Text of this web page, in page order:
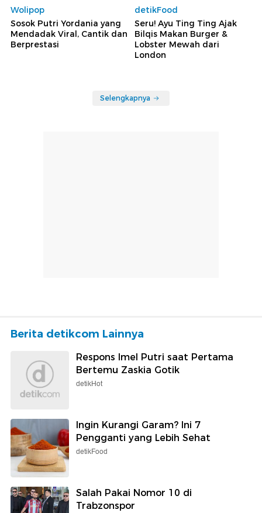
Wolipop
Sosok Putri Yordania yang
Mendadak Viral, Cantik dan
Berprestasi
detikFood
Seru! Ayu Ting Ting Ajak
Bilqis Makan Burger &
Lobster Mewah dari
London
Selengkapnya
Berita detikcom Lainnya
Respons Imel Putri saat Pertama
Bertemu Zaskia Gotik
detikHot
Ingin Kurangi Garam? Ini 7
Pengganti yang Lebih Sehat
detikFood
Salah Pakai Nomor 10 di
Trabzonspor